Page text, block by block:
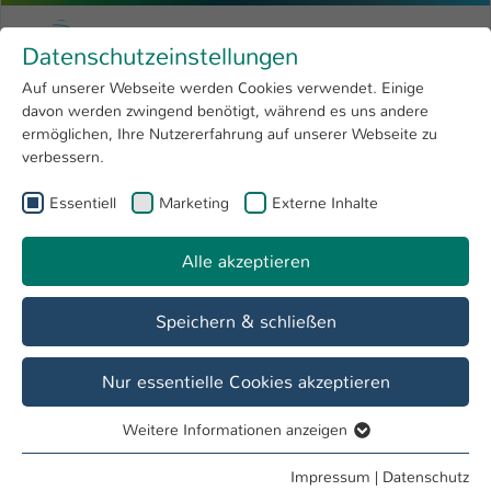
Menu
Forschung 4
Open submenu
Hochschule
International
Zum Hauptinhalt springen
Hochschule Kaiserslautern
Sie sind hier:
Suche
Personenverzeichnis
Studiengänge
Datenschutzeinstellungen
Auf unserer Webseite werden Cookies verwendet. Einige
davon werden zwingend benötigt, während es uns andere
ermöglichen, Ihre Nutzererfahrung auf unserer Webseite zu
verbessern.
Essentiell Marketing Externe Inhalte
Alle akzeptieren
Speichern & schließen
Nur essentielle Cookies akzeptieren
Essentielle Cookies werden für grundlegende Funktionen
Weitere Informationen anzeigen
Impressum | Datenschutz